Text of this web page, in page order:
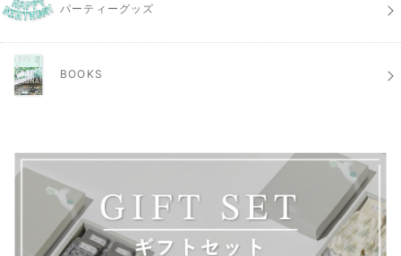
パーティーグッズ
BOOKS